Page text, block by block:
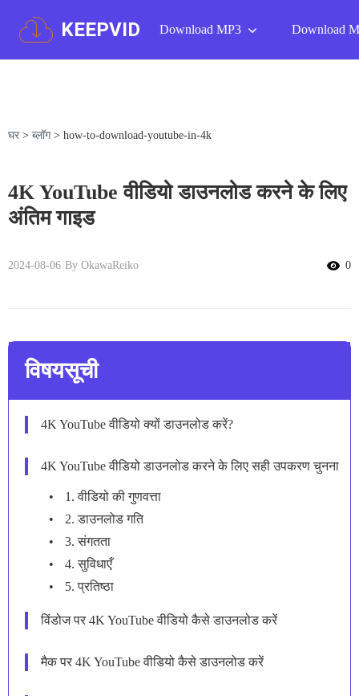
KEEPVID Download MP3 Download
घर > ब्लॉग> how-to-download-youtube-in-4k
4K YouTube वीडियो डाउनलोड करने के लिए
अंतिम गाइड
2024-08-06 By OkawaReiko 0
विषयसूची
4K YouTube वीडियो क्यों डाउनलोड करें?
4K YouTube वीडियो डाउनलोड करने के लिए सही उपकरण चुनना
1. वीडियो की गुणवत्ता
2. डाउनलोड गति
3. संगतता
4. सुविधाएँ
5. प्रतिष्ठा
विंडोज पर 4K YouTube वीडियो कैसे डाउनलोड करें
मैक पर 4K YouTube वीडियो कैसे डाउनलोड करें